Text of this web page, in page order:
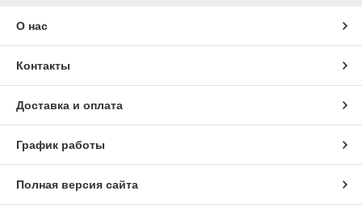
О нас
Контакты
Доставка и оплата
График работы
Полная версия сайта